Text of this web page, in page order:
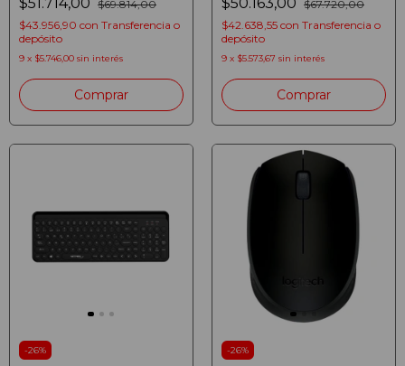
$69.814,00
$43.956,90 con Transferencia o
depósito
9 x $5.746,00 sin interés
$67.720,00
$42.638,55 con Transferencia o
depósito
9 x $5.573,67 sin interés
Comprar
-26% -26%